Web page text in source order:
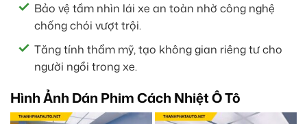
Bảo vệ tầm nhìn lái xe an toàn nhờ công nghệ
chống chói vượt trội.
Tăng tính thẩm mỹ, tạo không gian riêng tư cho
người ngồi trong xe.
Hình Ảnh Dán Phim Cách Nhiệt Ô Tô